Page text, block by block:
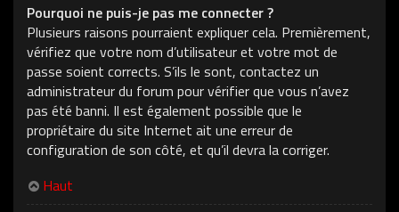
Pourquoi ne puis-je pas me connecter ?
Plusieurs raisons pourraient expliquer cela. Premièrement,
vérifiez que votre nom d’utilisateur et votre mot de
passe soient corrects. S’ils le sont, contactez un
administrateur du forum pour vérifier que vous n’avez
pas été banni. Il est également possible que le
propriétaire du site Internet ait une erreur de
configuration de son côté, et qu’il devra la corriger.
Haut